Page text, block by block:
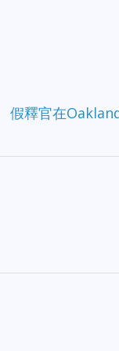
假釋官在